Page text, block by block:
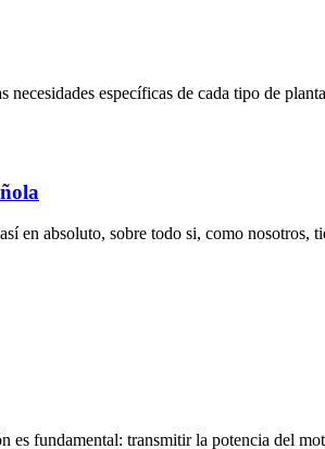
específicas de cada tipo de
en absoluto, sobre todo si, como nosotros,
fundamental: transmitir la potencia del